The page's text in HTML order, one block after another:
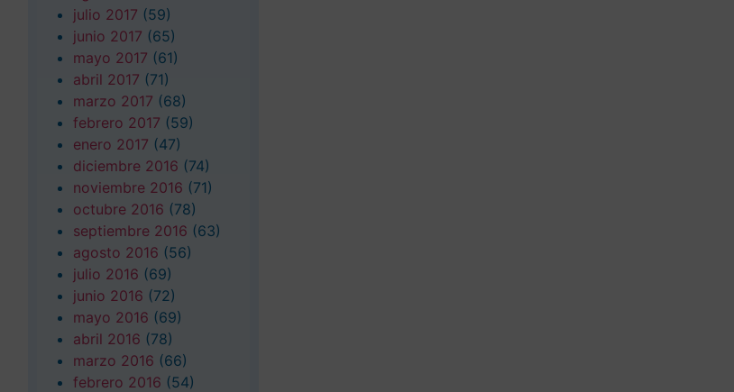
julio 2017 (59)
junio 2017 (65)
mayo 2017 (61)
abril 2017 (71)
marzo 2017 (68)
febrero 2017 (59)
enero 2017 (47)
diciembre 2016 (74)
noviembre 2016 (71)
octubre 2016 (78)
septiembre 2016 (63)
agosto 2016 (56)
julio 2016 (69)
junio 2016 (72)
mayo 2016 (69)
abril 2016 (78)
marzo 2016 (66)
febrero 2016 (54)